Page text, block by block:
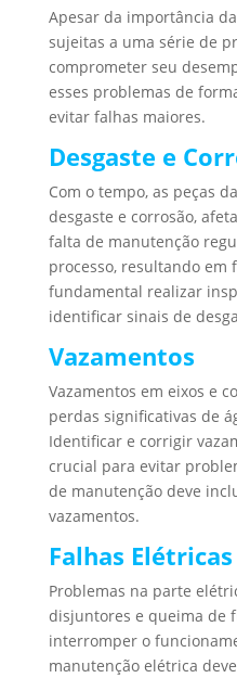
Apesar da importância
sujeitas a uma série de
comprometer seu
esses problemas de
evitar falhas maiores.
Desgaste e
Com o tempo, as peças
desgaste e corrosão,
falta de manutenção
processo, resultando em
fundamental realizar
identificar sinais de
Vazamentos
Vazamentos em eixos e
perdas significativas de
Identificar e corrigir
crucial para evitar
de manutenção deve
vazamentos.
Falhas Elétricas
Problemas na parte
disjuntores e queima de
interromper o
manutenção elétrica